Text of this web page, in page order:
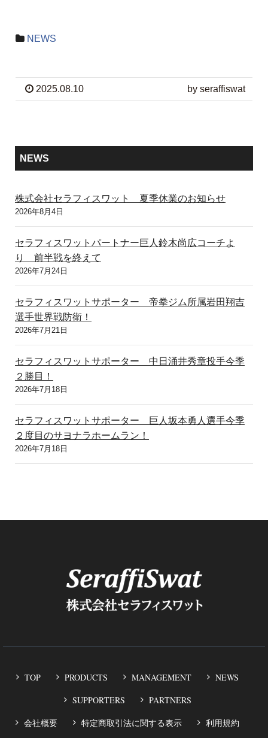
NEWS
2025.08.10 by seraffiswat
NEWS
株式会社セラフィスワット 夏季休業のお知らせ
2026年8月4日
セラフィスワットパートナー巨人鈴木尚広コーチよ
り 前半戦を終えて
2026年7月24日
セラフィスワットサポーター 帝拳ジム所属岩田翔吉
選手世界戦防衛！
2026年7月21日
セラフィスワットサポーター 中日涌井秀章投手今季
２勝目！
2026年7月18日
セラフィスワットサポーター 巨人坂本勇人選手今季
２度目のサヨナラホームラン！
2026年7月18日
TOP PRODUCTS MANAGEMENT
NEWS
SUPPORTERS
PARTNERS
会社概要 特定商取引法に関する表示 利用規約